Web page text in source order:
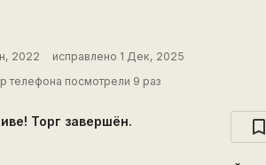
2022
исправлено 1 Дек, 2025
телефона посмотрели 9 раз
Торг завершён.